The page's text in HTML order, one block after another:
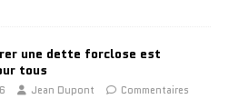
une dette forclose est
tous
Jean Dupont
Commentaires